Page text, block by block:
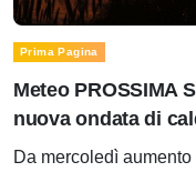
Prima Pagina
Meteo PROSSIMA
nuova ondata di
Da mercoledì